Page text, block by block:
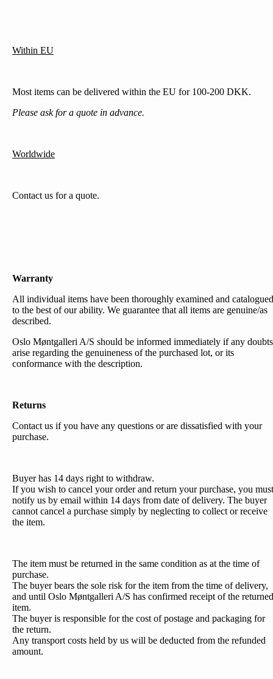
Within EU
Most items can be delivered within the EU for 100-200 DKK.
Please ask for a quote in advance.
Worldwide
Contact us for a quote.
Warranty
All individual items have been thoroughly examined and catalogued
to the best of our ability. We guarantee that all items are genuine/as
described.
Oslo Møntgalleri A/S should be informed immediately if any doubts
arise regarding the genuineness of the purchased lot, or its
conformance with the description.
Returns
Contact us if you have any questions or are dissatisfied with your
purchase.
Buyer has 14 days right to withdraw.
If you wish to cancel your order and return your purchase, you must
notify us by email within 14 days from date of delivery. The buyer
cannot cancel a purchase simply by neglecting to collect or receive
the item.
The item must be returned in the same condition as at the time of
purchase.
The buyer bears the sole risk for the item from the time of delivery,
and until Oslo Møntgalleri A/S has confirmed receipt of the returned
item.
The buyer is responsible for the cost of postage and packaging for
the return.
Any transport costs held by us will be deducted from the refunded
amount.